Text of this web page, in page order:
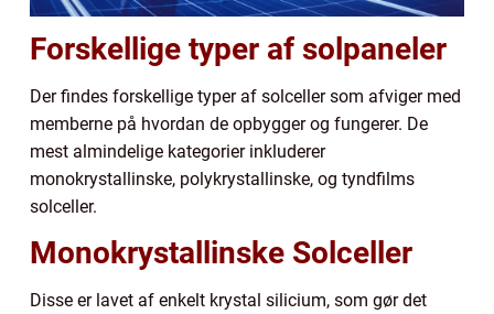
Forskellige typer af solpaneler
Der findes forskellige typer af solceller som afviger med
memberne på hvordan de opbygger og fungerer. De
mest almindelige kategorier inkluderer
monokrystallinske, polykrystallinske, og tyndfilms
solceller.
Monokrystallinske Solceller
Disse er lavet af enkelt krystal silicium, som gør det